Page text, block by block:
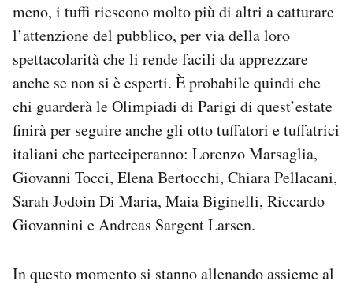
Newsletter
Notifiche mobile
Regala il Post
Hai bisogno di aiuto?
Esci
meno, i tuffi riescono molto più di altri a catturare
l’attenzione del pubblico, per via della loro
spettacolarità che li rende facili da apprezzare
anche se non si è esperti. È probabile quindi che
chi guarderà le Olimpiadi di Parigi di quest’estate
finirà per seguire anche gli otto tuffatori e tuffatrici
italiani che parteciperanno: Lorenzo Marsaglia,
Giovanni Tocci, Elena Bertocchi, Chiara Pellacani,
Sarah Jodoin Di Maria, Maia Biginelli, Riccardo
Giovannini e Andreas Sargent Larsen.
In questo momento si stanno allenando assieme al